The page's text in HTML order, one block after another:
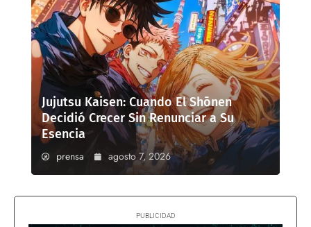
Jujutsu Kaisen: Cuando El Shōnen
Decidió Crecer Sin Renunciar a Su
Esencia
prensa agosto 7, 2026